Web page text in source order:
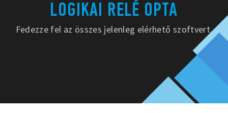
LOGIKAI RELÉ OPTA
Fedezze fel az összes jelenleg elérhető szoftvert.